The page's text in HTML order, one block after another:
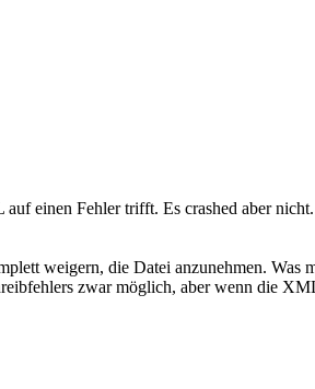
einen Fehler trifft. Es crashed aber
weigern, die Datei anzunehmen. Was
zwar möglich, aber wenn die